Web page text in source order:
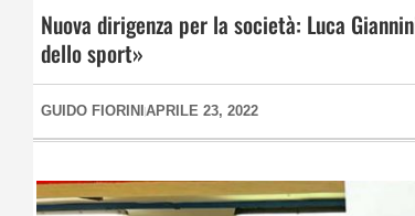
Nuova dirigenza per la società: Luca
dello sport»
GUIDO FIORINI APRILE 23, 2022